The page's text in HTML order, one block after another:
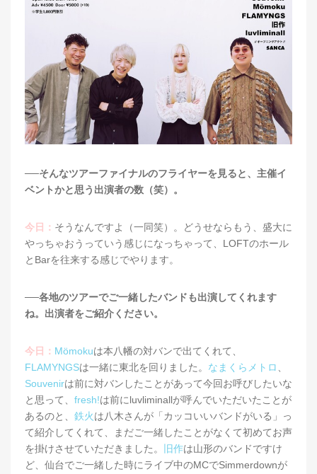
──そんなツアーファイナルのフライヤーを見ると、主催イ
ベントかと思う出演者の数（笑）。
今日： そうなんですよ（一同笑）。どうせならもう、盛大に
やっちゃおうっていう感じになっちゃって、LOFTのホール
とBarを往来する感じでやります。
──各地のツアーでご一緒したバンドも出演してくれます
ね。出演者をご紹介ください。
今日： Mömokuは本八幡の対バンで出てくれて、
FLAMYNGSは一緒に東北を回りました。 なまくらメトロ
Souvenirは前に対バンしたことがあって今回お呼びしたいな
と思って、 fresh!は前にluvliminallが呼んでいただいたことが
あるのと、 鉄火は八木さんが「カッコいいバンドがいる」っ
て紹介してくれて、まだご一緒したことがなくて初めてお声
を掛けさせていただきました。
旧作は山形のバンドですけ
ど、仙台でご一緒した時にライブ中のMCでSimmerdownが